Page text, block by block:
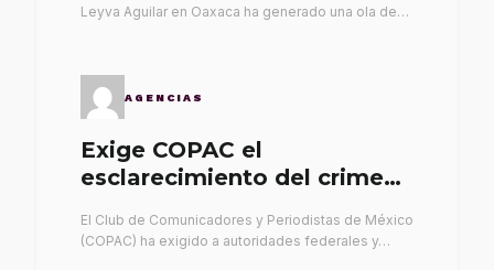
Leyva Aguilar en Oaxaca ha generado una ola de…
AGENCIAS
Exige COPAC el
esclarecimiento del crimen
El Club de Comunicadores y Periodistas de México
(COPAC) ha exigido a autoridades federales y…